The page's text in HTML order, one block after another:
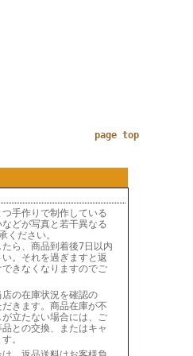
page top
手作りで制作している
どが写真と若干異なる
ください。
ら、商品到着後7日以内
。それを過ぎますと返
きなくなりますのでご
の在庫状況を確認の
きます。商品在庫が不
立たない場合には、ご
との交換、またはキャ
。